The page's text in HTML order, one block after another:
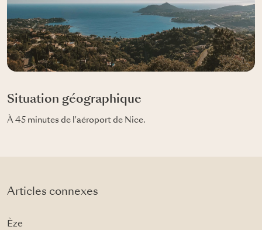
Situation géographique
À 45 minutes de l'aéroport de Nice.
Articles connexes
Èze